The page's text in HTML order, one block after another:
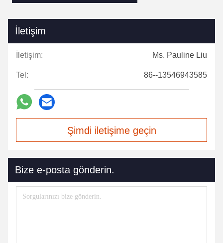
İletişim
İletişim: Ms. Pauline Liu
Tel: 86--13546943585
Şimdi iletişime geçin
Bize e-posta gönderin.